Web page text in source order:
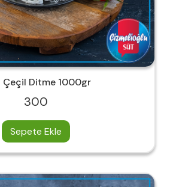
Çeçil Ditme 1000gr
300
Sepete Ekle